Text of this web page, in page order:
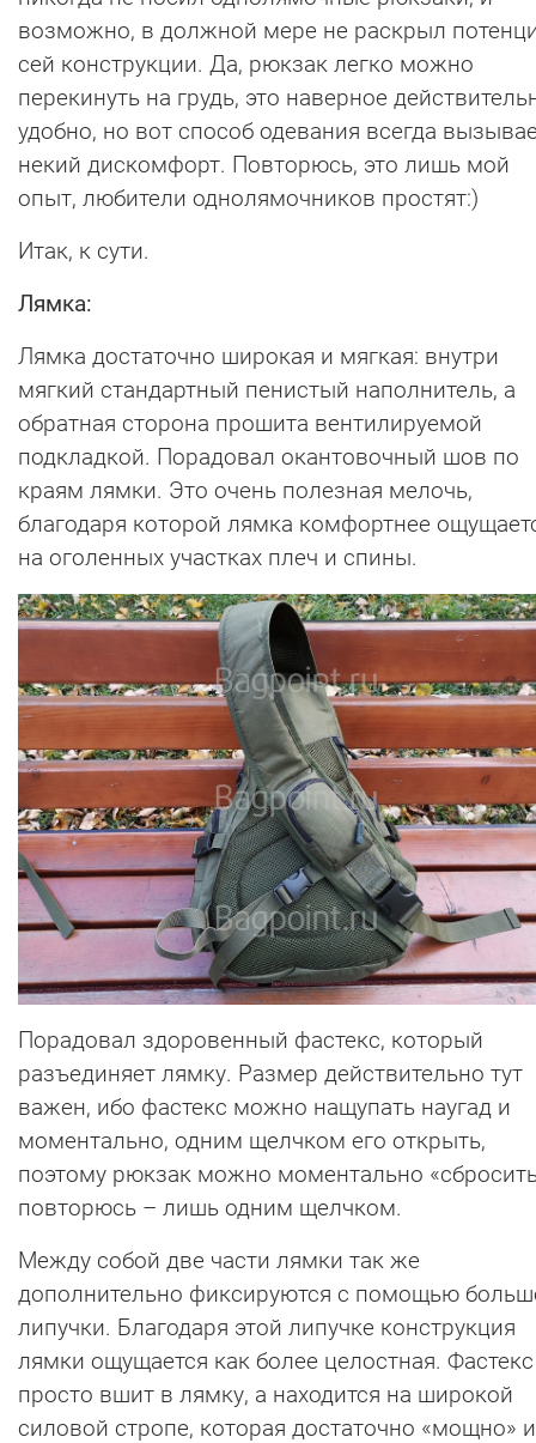
возможно, в должной мере не раскрыл
сей конструкции. Да, рюкзак легко можно
перекинуть на грудь, это наверное
удобно, но вот способ одевания всегда
некий дискомфорт. Повторюсь, это лишь мой
опыт, любители однолямочников простят:)
Итак, к сути.
Лямка:
Лямка достаточно широкая и мягкая: внутри
мягкий стандартный пенистый наполнитель, а
обратная сторона прошита вентилируемой
подкладкой. Порадовал окантовочный шов по
краям лямки. Это очень полезная мелочь,
благодаря которой лямка комфортнее
на оголенных участках плеч и спины.
Порадовал здоровенный фастекс, который
разъединяет лямку. Размер действительно тут
важен, ибо фастекс можно нащупать наугад и
моментально, одним щелчком его открыть,
поэтому рюкзак можно моментально
повторюсь – лишь одним щелчком.
Между собой две части лямки так же
дополнительно фиксируются с помощью
липучки. Благодаря этой липучке конструкция
лямки ощущается как более целостная.
просто вшит в лямку, а находится на широкой
силовой стропе, которая достаточно «мощно» и